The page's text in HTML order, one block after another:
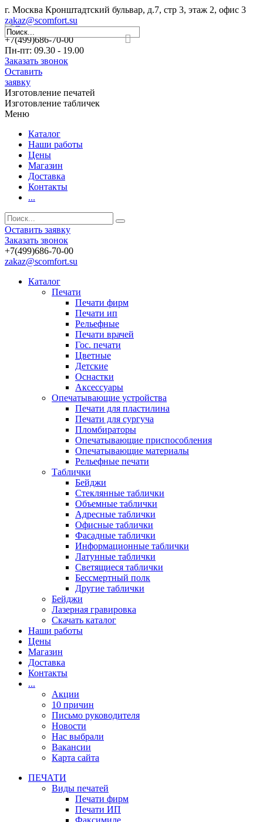
г. Москва Кронштадтский бульвар, д.7, стр 3, этаж 2, офис 3
zakaz@scomfort.su
+7(499)686-70-00
Пн-пт: 09.30 - 19.00
Заказать звонок
Оставить
заявку
Изготовление печатей
Изготовление табличек
Меню
Каталог
Наши работы
Цены
Магазин
Доставка
Контакты
...
Оставить заявку
Заказать звонок
+7(499)686-70-00
zakaz@scomfort.su
Каталог
Печати
Печати фирм
Печати ип
Рельефные
Печати врачей
Гос. печати
Цветные
Детские
Оснастки
Аксессуары
Опечатывающие устройства
Печати для пластилина
Печати для сургуча
Пломбираторы
Опечатывающие приспособления
Опечатывающие материалы
Рельефные печати
Таблички
Бейджи
Стеклянные таблички
Объемные таблички
Адресные таблички
Офисные таблички
Фасадные таблички
Информационные таблички
Латунные таблички
Светящиеся таблички
Бессмертный полк
Другие таблички
Бейджи
Лазерная гравировка
Скачать каталог
Наши работы
Цены
Магазин
Доставка
Контакты
...
Акции
10 причин
Письмо руководителя
Новости
Нас выбрали
Вакансии
Карта сайта
ПЕЧАТИ
Виды печатей
Печати фирм
Печати ИП
Факсимиле